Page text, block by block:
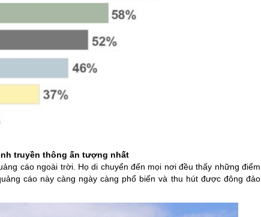
truyền thông ấn tượng nhất
cáo ngoài trời. Họ di chuyển đến mọi nơi đều thấy những điểm
cáo này càng ngày càng phổ biến và thu hút được đông đảo